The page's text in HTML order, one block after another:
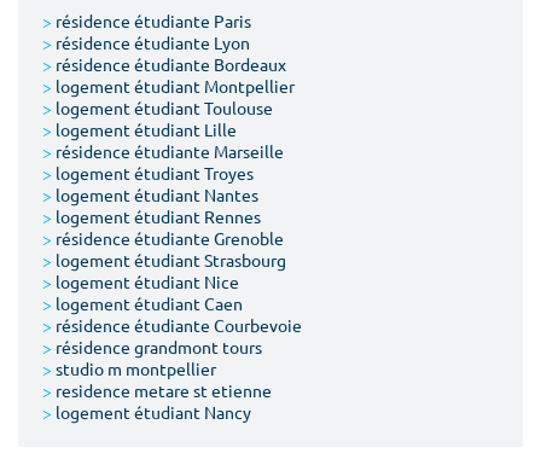
> résidence étudiante Paris
> résidence étudiante Lyon
> résidence étudiante Bordeaux
> logement étudiant Montpellier
> logement étudiant Toulouse
> logement étudiant Lille
> résidence étudiante Marseille
> logement étudiant Troyes
> logement étudiant Nantes
> logement étudiant Rennes
> résidence étudiante Grenoble
> logement étudiant Strasbourg
> logement étudiant Nice
> logement étudiant Caen
> résidence étudiante Courbevoie
> résidence grandmont tours
> studio m montpellier
> residence metare st etienne
> logement étudiant Nancy